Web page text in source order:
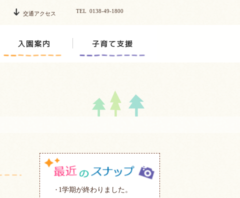
交通アクセス TEL 0138-49-1800
1学期が終わりました。